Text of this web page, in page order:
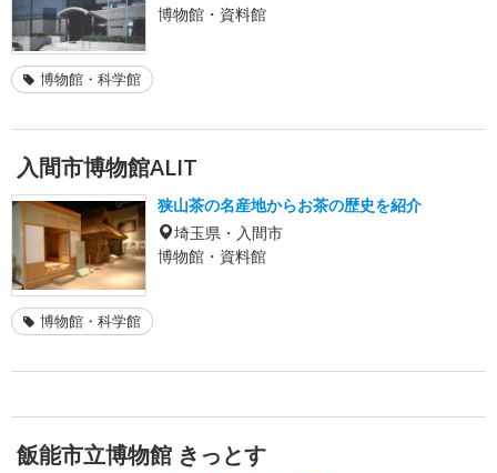
博物館・資料館
博物館・科学館
入間市博物館ALIT
狭山茶の名産地からお茶の歴史を紹介
埼玉県・入間市
博物館・資料館
博物館・科学館
飯能市立博物館 きっとす